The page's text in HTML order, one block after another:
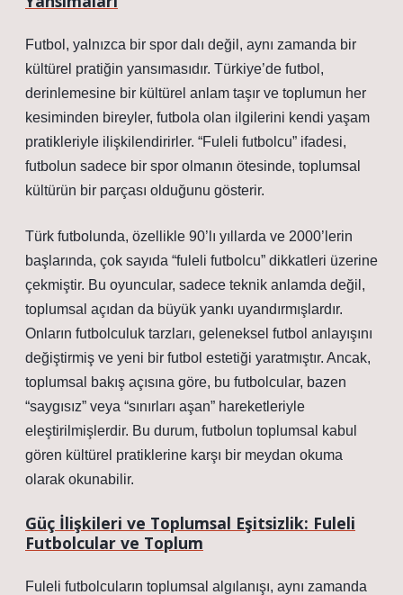
Futbol, yalnızca bir spor dalı değil, aynı zamanda bir
kültürel pratiğin yansımasıdır. Türkiye’de futbol,
derinlemesine bir kültürel anlam taşır ve toplumun her
kesiminden bireyler, futbola olan ilgilerini kendi yaşam
pratikleriyle ilişkilendirirler. “Fuleli futbolcu” ifadesi,
futbolun sadece bir spor olmanın ötesinde, toplumsal
kültürün bir parçası olduğunu gösterir.
Türk futbolunda, özellikle 90’lı yıllarda ve 2000’lerin
başlarında, çok sayıda “fuleli futbolcu” dikkatleri üzerine
çekmiştir. Bu oyuncular, sadece teknik anlamda değil,
toplumsal açıdan da büyük yankı uyandırmışlardır.
Onların futbolculuk tarzları, geleneksel futbol anlayışını
değiştirmiş ve yeni bir futbol estetiği yaratmıştır. Ancak,
toplumsal bakış açısına göre, bu futbolcular, bazen
“saygısız” veya “sınırları aşan” hareketleriyle
eleştirilmişlerdir. Bu durum, futbolun toplumsal kabul
gören kültürel pratiklerine karşı bir meydan okuma
olarak okunabilir.
Güç İlişkileri ve Toplumsal Eşitsizlik: Fuleli
Futbolcular ve Toplum
Fuleli futbolcuların toplumsal algılanışı, aynı zamanda